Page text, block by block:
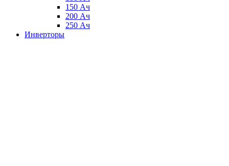
150 Ач
200 Ач
250 Ач
Инверторы